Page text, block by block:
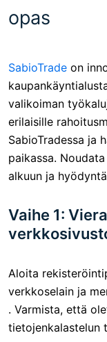
opas
SabioTrade on
valikoiman
erilaisille
SabioTradessa ja
paikassa.
alkuun ja
Vaihe 1:
Aloita
verkkoselain ja
. Varmista, että
tietojenkalastelun